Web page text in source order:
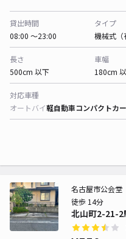
貸出時間
08:00 〜23:00
タイプ
機械式（
長さ
500cm 以下
車幅
180cm
対応車種
オートバイ軽自動車コンパクトカー
北山町2-21-2
名古屋市公会堂
徒歩 14分